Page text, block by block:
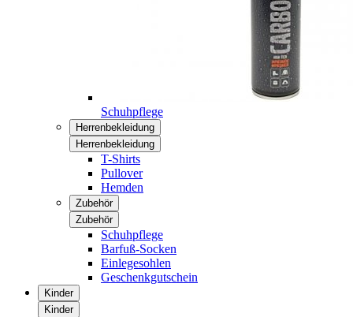
Schuhpflege
Herrenbekleidung
Herrenbekleidung
T-Shirts
Pullover
Hemden
Zubehör
Zubehör
Schuhpflege
Barfuß-Socken
Einlegesohlen
Geschenkgutschein
Kinder
Kinder